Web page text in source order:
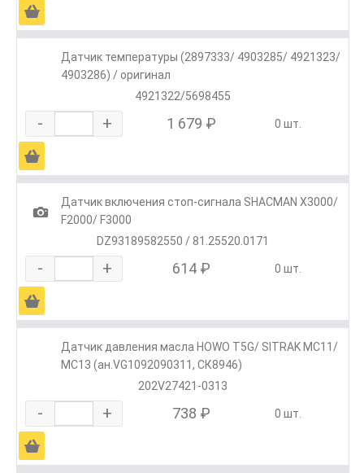
Ä
Датчик температуры (2897333/ 4903285/ 4921323/
4903286) / оригинал
4921322/5698455
- + 1 679 ₽ 0 шт.
Ä
1
Датчик включения стоп-сигнала SHACMAN X3000/
F2000/ F3000
DZ93189582550 / 81.25520.0171
- + 614 ₽ 0 шт.
Ä
Датчик давления масла HOWO T5G/ SITRAK MC11/
MC13 (ан.VG1092090311, СК8946)
202V27421-0313
- + 738 ₽ 0 шт.
Ä